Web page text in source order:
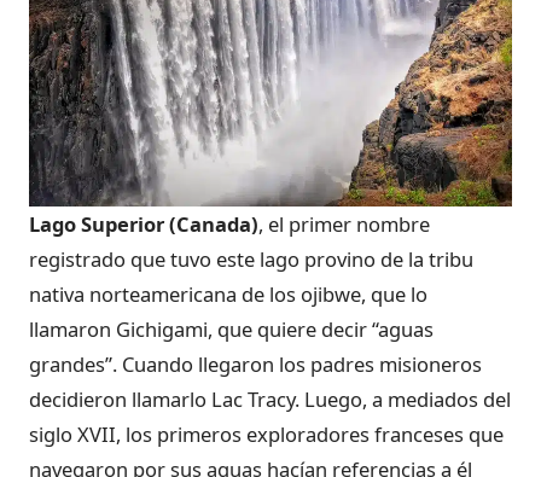
Lago Superior (Canada), el primer nombre
registrado que tuvo este lago provino de la tribu
nativa norteamericana de los ojibwe, que lo
llamaron Gichigami, que quiere decir “aguas
grandes”. Cuando llegaron los padres misioneros
decidieron llamarlo Lac Tracy. Luego, a mediados del
siglo XVII, los primeros exploradores franceses que
navegaron por sus aguas hacían referencias a él